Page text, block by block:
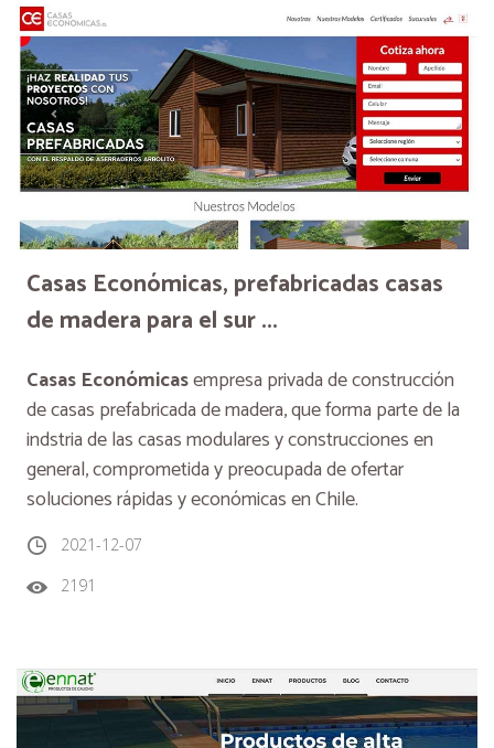
Casas Económicas, prefabricadas casas
de madera para el sur ...
Casas Económicasempresa privada de construcción
de casas prefabricada de madera, que forma parte de la
indstria de las casas modulares y construcciones en
general, comprometida y preocupada de ofertar
soluciones rápidas y económicas en Chile.
2021-12-07
2191